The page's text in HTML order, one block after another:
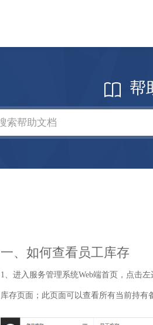
帮
一、如何查看员工库存
1、进入服务管理系统Web端首页，点击
库存页面；此页面可以查看所有当前持有